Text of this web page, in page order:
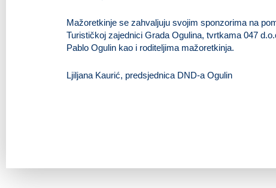
Mažoretkinje se zahvaljuju svojim sponzorima na
Turističkoj zajednici Grada Ogulina, tvrtkama 047
Pablo Ogulin kao i roditeljima mažoretkinja.
Ljiljana Kaurić, predsjednica DND-a Ogulin